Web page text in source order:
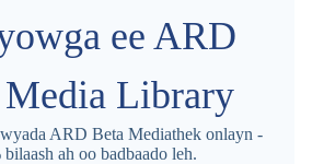
ee ARD
Media Library
ARD Beta Mediathek onlayn -
bilaash ah oo badbaado leh.